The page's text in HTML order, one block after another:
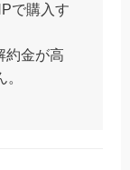
で購入す
約金が高